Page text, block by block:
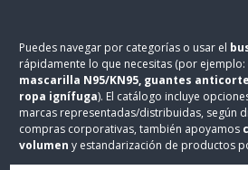
Puedes navegar por categorías o usar el
rápidamente lo que necesitas (por ejemplo:
mascarilla N95/KN95, guantes
ropa ignífuga). El catálogo incluye
marcas representadas/distribuidas, según
compras corporativas, también apoyamos
volumen y estandarización de productos